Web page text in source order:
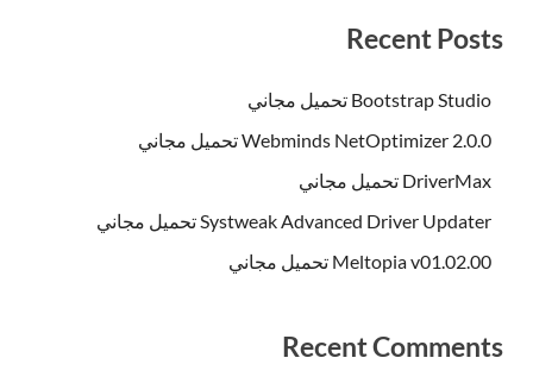
Recent Posts
Bootstrap Studio تحميل مجاني
Webminds NetOptimizer 2.0.0 تحميل مجاني
DriverMax تحميل مجاني
Systweak Advanced Driver Updater تحميل مجاني
Meltopia v01.02.00 تحميل مجاني
Recent Comments